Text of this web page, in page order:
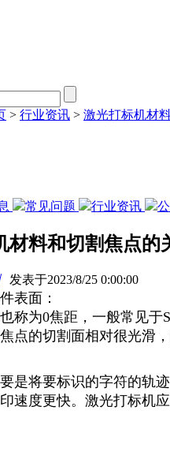
> 行业资讯 > 激光打标机材
常见问题 行业资讯
材料和切割焦点的
发表于2023/8/25 0:00:00
表面：
称为0焦距，一般常见于
点的切割面相对很光滑
是将要标识的字符的轨
速度更快。激光打标机